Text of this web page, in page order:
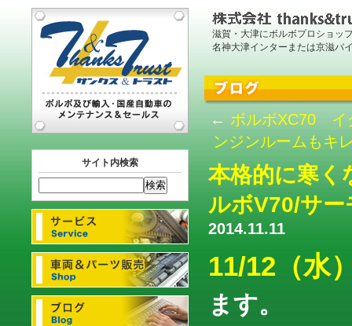
滋賀・大津にボルボプロショッ
名神大津インターまたは京滋バ
サイト内検索
← ボルボXC70 イ
ンジンルームもキ
本格的に寒
ルボV70/サ
2014.11.11
11/12（水
ます。